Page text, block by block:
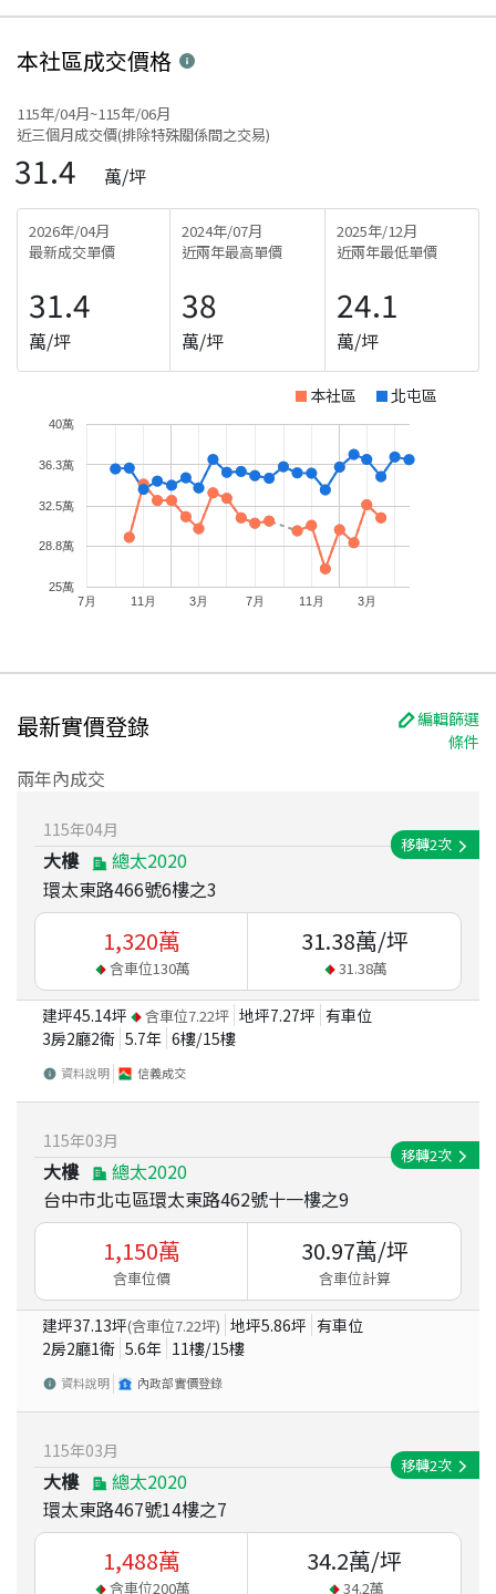
本社區成交價格
115年/04月~115年/06月
近三個月成交價(排除特殊關係間之交易)
31.4 萬/坪
2026年/04月
最新成交單價
31.4
萬/坪
2024年/07月
近兩年最高單價
38
萬/坪
2025年/12月
近兩年最低單價
24.1
萬/坪
本社區 北屯區
7月 11月 3月 7月 11月 3月
25萬
28.8萬
32.5萬
36.3萬
40萬
最新實價登錄
編輯篩選
條件
兩年內成交
115年04月
大樓
總太2020
環太東路466號6樓之3
移轉2次
1,320萬
含車位130萬
31.38萬/坪
31.38萬
建坪45.14坪 含車位7.22坪 地坪7.27坪 有車位
3房2廳2衛 5.7年 6樓/15樓
資料說明 信義成交
115年03月
大樓
總太2020
台中市北屯區環太東路462號十一樓之9
移轉2次
1,150萬
含車位價
30.97萬/坪
含車位計算
建坪37.13坪(含車位7.22坪) 地坪5.86坪 有車位
2房2廳1衛 5.6年 11樓/15樓
資料說明 內政部實價登錄
115年03月
大樓
總太2020
環太東路467號14樓之7
移轉2次
1,488萬
含車位200萬
34.2萬/坪
34.2萬